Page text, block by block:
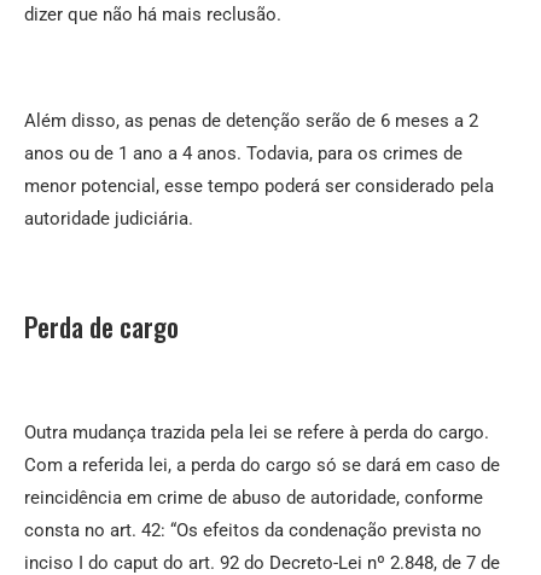
dizer que não há mais reclusão.
Além disso, as penas de detenção serão de 6 meses a 2
anos ou de 1 ano a 4 anos. Todavia, para os crimes de
menor potencial, esse tempo poderá ser considerado pela
autoridade judiciária.
Perda de cargo
Outra mudança trazida pela lei se refere à perda do cargo.
Com a referida lei, a perda do cargo só se dará em caso de
reincidência em crime de abuso de autoridade, conforme
consta no art. 42: “Os efeitos da condenação prevista no
inciso I do caput do art. 92 do Decreto-Lei nº 2.848, de 7 de